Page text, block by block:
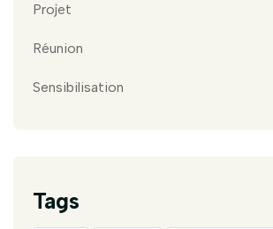
Projet
Réunion
Sensibilisation
Tags